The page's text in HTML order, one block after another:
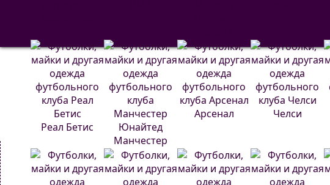
Реал Бетис
Манчестер
Юнайтед
Арсенал
Челси